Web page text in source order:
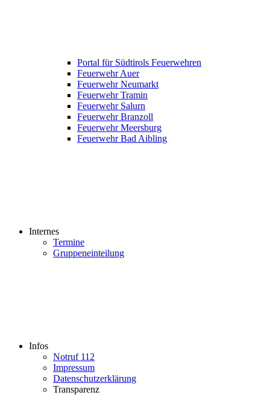
Portal für Südtirols Feuerwehren
Feuerwehr Auer
Feuerwehr Neumarkt
Feuerwehr Tramin
Feuerwehr Salurn
Feuerwehr Branzoll
Feuerwehr Meersburg
Feuerwehr Bad Aibling
Internes
Termine
Gruppeneinteilung
Infos
Notruf 112
Impressum
Datenschutzerklärung
Transparenz